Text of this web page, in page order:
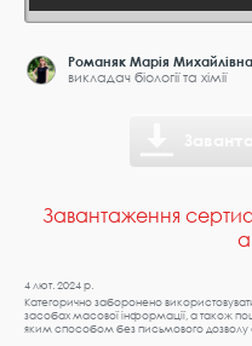
Романяк Марія Михайлівна
викладач біології та хімії
Завантаження
4 лют. 2024 р.
Категорично заборонено
засобах масової інформації, а також
яким способом без письмового дозволу